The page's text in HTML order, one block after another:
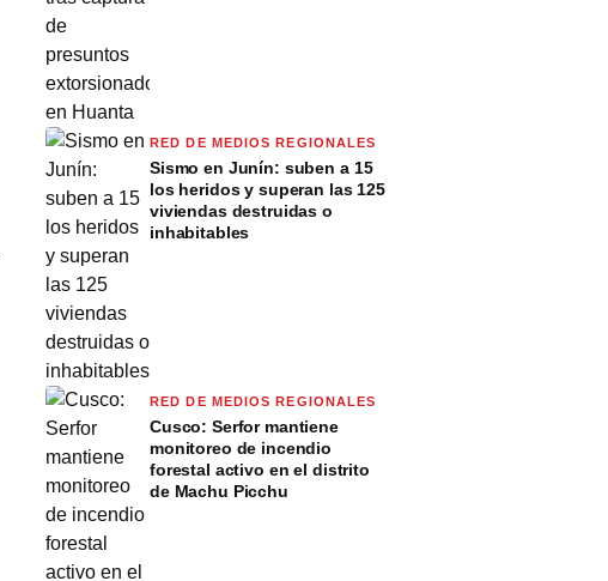
RED DE MEDIOS REGIONALES
Sismo en Junín: suben a 15
los heridos y superan las 125
viviendas destruidas o
inhabitables
RED DE MEDIOS REGIONALES
Cusco: Serfor mantiene
monitoreo de incendio
forestal activo en el distrito
de Machu Picchu